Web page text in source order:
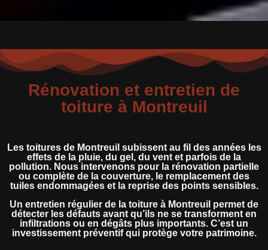
Rénovation et entretien de
toiture à Montreuil
Les toitures de Montreuil subissent au fil des années les
effets de la pluie, du gel, du vent et parfois de la
pollution. Nous intervenons pour la rénovation partielle
ou complète de la couverture, le remplacement des
tuiles endommagées et la reprise des points sensibles.
Un entretien régulier de la toiture à Montreuil permet de
détecter les défauts avant qu’ils ne se transforment en
infiltrations ou en dégâts plus importants. C’est un
investissement préventif qui protège votre patrimoine.